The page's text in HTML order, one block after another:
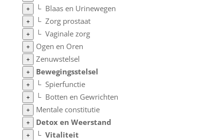
+ └ Blaas en Urinewegen
+ └ Zorg prostaat
+ └ Vaginale zorg
+ Ogen en Oren
+ Zenuwstelsel
+ Bewegingsstelsel
+ └ Spierfunctie
+ └ Botten en Gewrichten
+ Mentale constitutie
+ Detox en Weerstand
+ └ Vitaliteit